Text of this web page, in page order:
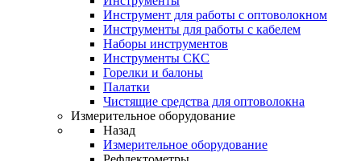
Инструмент для работы с оптоволокном
Инструменты для работы с кабелем
Наборы инструментов
Инструменты СКС
Горелки и балоны
Палатки
Чистящие средства для оптоволокна
Измерительное оборудование
Назад
Измерительное оборудование